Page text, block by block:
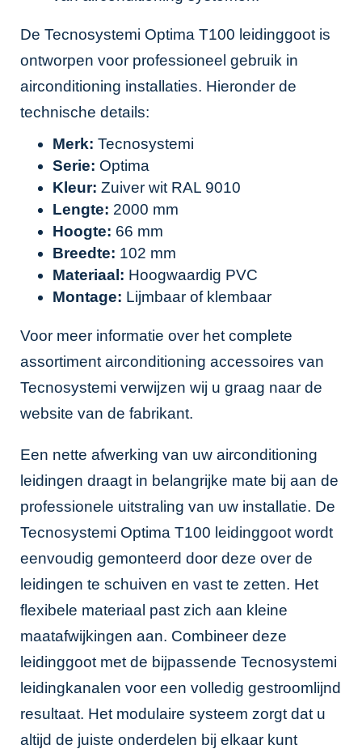
De Tecnosystemi Optima T100 leidinggoot is
ontworpen voor professioneel gebruik in
airconditioning installaties. Hieronder de
technische details:
Merk: Tecnosystemi
Serie: Optima
Kleur: Zuiver wit RAL 9010
Lengte: 2000 mm
Hoogte: 66 mm
Breedte: 102 mm
Materiaal: Hoogwaardig PVC
Montage: Lijmbaar of klembaar
Voor meer informatie over het complete
assortiment airconditioning accessoires van
Tecnosystemi verwijzen wij u graag naar de
website van de fabrikant.
Een nette afwerking van uw airconditioning
leidingen draagt in belangrijke mate bij aan de
professionele uitstraling van uw installatie. De
Tecnosystemi Optima T100 leidinggoot wordt
eenvoudig gemonteerd door deze over de
leidingen te schuiven en vast te zetten. Het
flexibele materiaal past zich aan kleine
maatafwijkingen aan. Combineer deze
leidinggoot met de bijpassende Tecnosystemi
leidingkanalen voor een volledig gestroomlijnd
resultaat. Het modulaire systeem zorgt dat u
altijd de juiste onderdelen bij elkaar kunt